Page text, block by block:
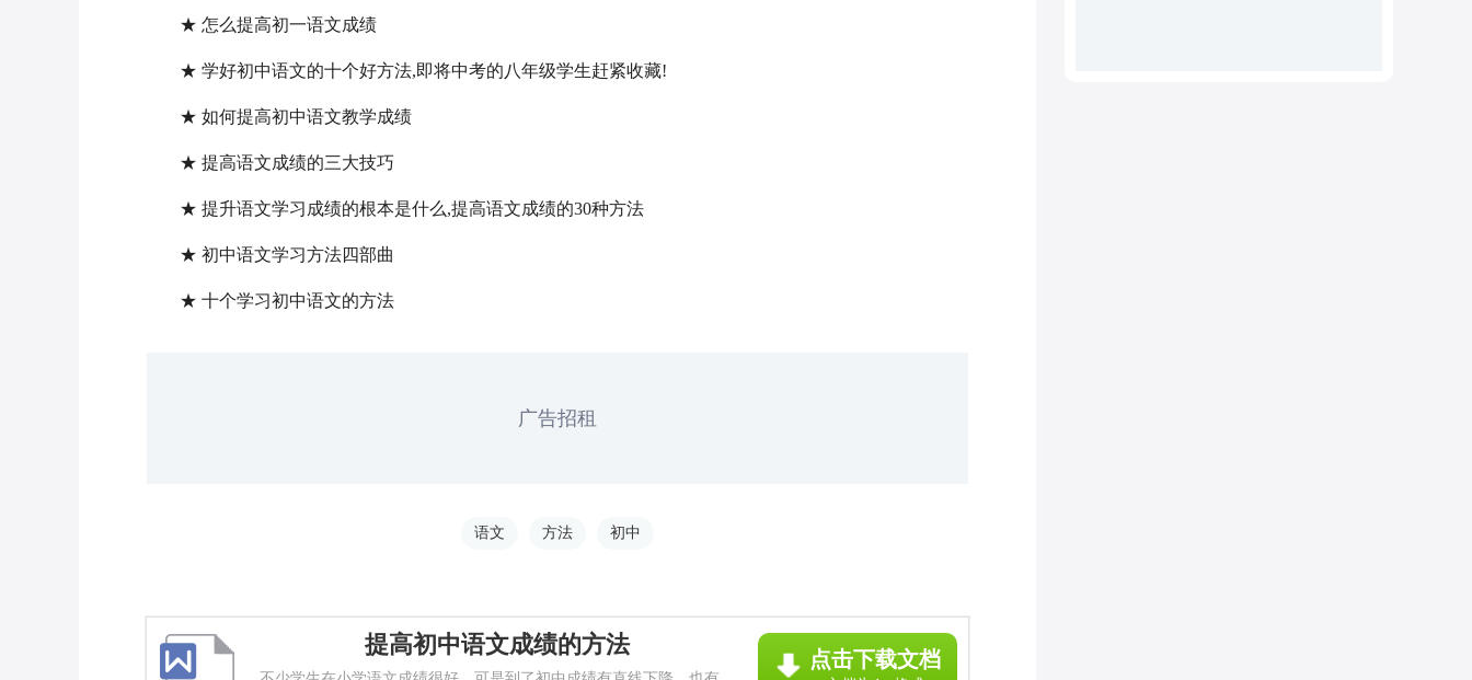
★ 怎么提高初一语文成绩
★ 学好初中语文的十个好方法,即将中考的八年级学生赶紧收藏!
★ 如何提高初中语文教学成绩
★ 提高语文成绩的三大技巧
★ 提升语文学习成绩的根本是什么,提高语文成绩的30种方法
★ 初中语文学习方法四部曲
★ 十个学习初中语文的方法
广告招租
语文 方法 初中
提高初中语文成绩的方法
点击下载文档